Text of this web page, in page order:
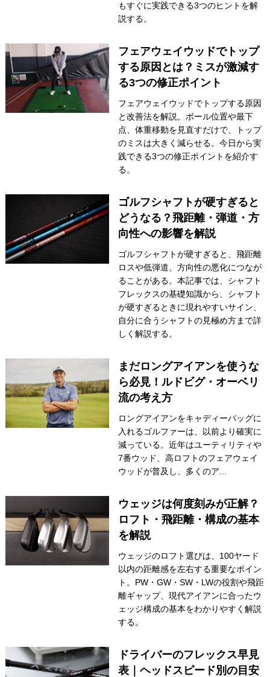
もすぐに実践できる3つのヒントを解
説する。
フェアウェイウッドでトップ
する原因とは？ミスが激減す
る3つの修正ポイント
フェアウェイウッドでトップする原因
と改善法を解説。ボール位置や最下
点、体重移動を見直すだけで、トップ
のミスは大きく減らせる。今日から実
践できる3つの修正ポイントを紹介す
る。
ゴルフシャフトが硬すぎると
どうなる？飛距離・弾道・方
向性への影響を解説
ゴルフシャフトが硬すぎると、飛距離
ロスや低弾道、方向性の悪化につなが
ることがある。本記事では、シャフト
フレックスの基礎知識から、シャフト
が硬すぎるときに現れやすいサイン、
自分に合うシャフトの見極め方まで詳
しく解説する。
まだロングアイアンを使うな
ら必見！ルドビグ・オーベリ
流の考え方
ロングアイアンをキャディーバッグに
入れるゴルファーは、以前より確実に
減っている。近年はユーティリティや
7番ウッド、高ロフトのフェアウェイ
ウッドが普及し、多くのア...
ウェッジは何度刻みが正解？
ロフト・飛距離・構成の基本
を解説
ウェッジのロフト選びは、100ヤード
以内の距離感を左右する重要なポイン
ト。PW・GW・SW・LWの役割や飛距
離ギャップ、現代アイアンに合ったウ
ェッジ構成の基本をわかりやすく解説
する。
ドライバーのフレックス早見
表｜ヘッドスピード別の目安
編集部のおすすめ
Our Team 私たちのチーム
Our Mission 私たちの使命
ABOUT US MyGolfSpyJapanとは？